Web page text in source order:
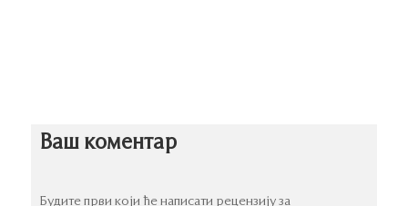
Ваш коментар
Будите први који ће написати рецензију за